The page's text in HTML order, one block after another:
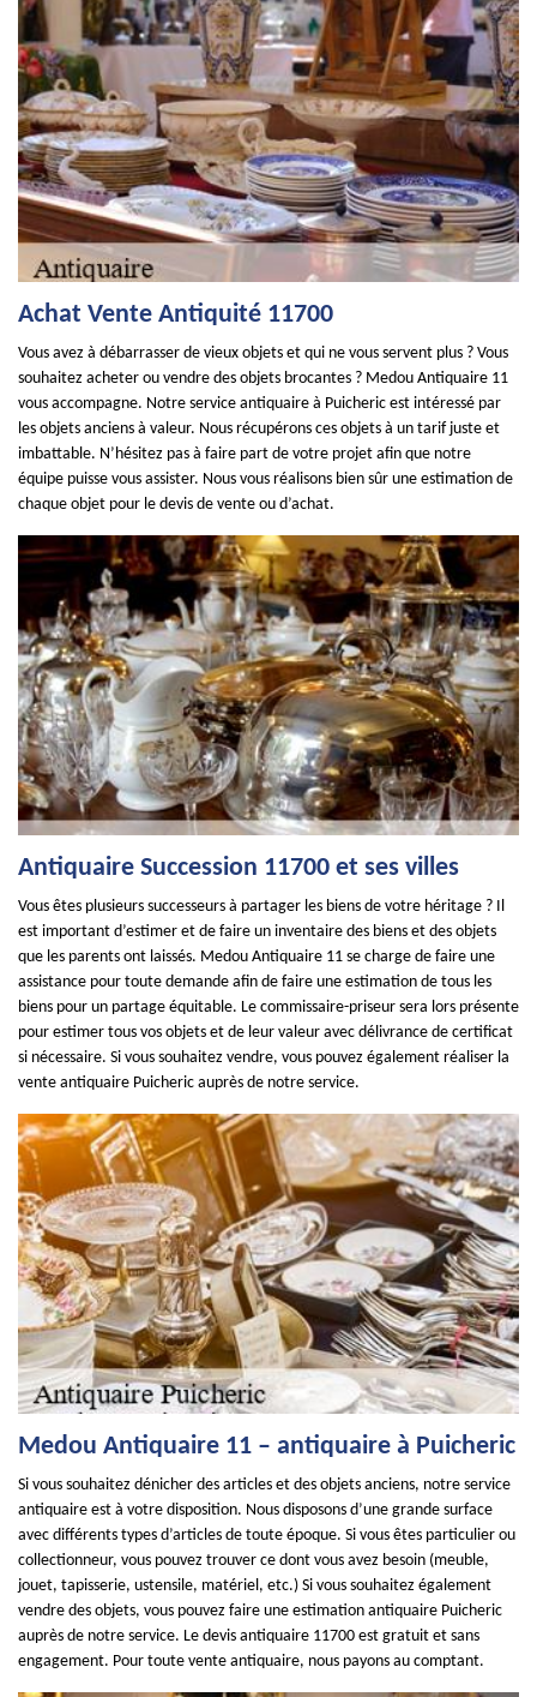
Achat Vente Antiquité 11700
Vous avez à débarrasser de vieux objets et qui ne vous servent plus ? Vous
souhaitez acheter ou vendre des objets brocantes ? Medou Antiquaire 11
vous accompagne. Notre service antiquaire à Puicheric est intéressé par
les objets anciens à valeur. Nous récupérons ces objets à un tarif juste et
imbattable. N’hésitez pas à faire part de votre projet afin que notre
équipe puisse vous assister. Nous vous réalisons bien sûr une estimation de
chaque objet pour le devis de vente ou d’achat.
Antiquaire Succession 11700 et ses villes
Vous êtes plusieurs successeurs à partager les biens de votre héritage ? Il
est important d’estimer et de faire un inventaire des biens et des objets
que les parents ont laissés. Medou Antiquaire 11 se charge de faire une
assistance pour toute demande afin de faire une estimation de tous les
biens pour un partage équitable. Le commissaire-priseur sera lors présente
pour estimer tous vos objets et de leur valeur avec délivrance de certificat
si nécessaire. Si vous souhaitez vendre, vous pouvez également réaliser la
vente antiquaire Puicheric auprès de notre service.
Medou Antiquaire 11 – antiquaire à Puicheric
Si vous souhaitez dénicher des articles et des objets anciens, notre service
antiquaire est à votre disposition. Nous disposons d’une grande surface
avec différents types d’articles de toute époque. Si vous êtes particulier ou
collectionneur, vous pouvez trouver ce dont vous avez besoin (meuble,
jouet, tapisserie, ustensile, matériel, etc.) Si vous souhaitez également
vendre des objets, vous pouvez faire une estimation antiquaire Puicheric
auprès de notre service. Le devis antiquaire 11700 est gratuit et sans
engagement. Pour toute vente antiquaire, nous payons au comptant.